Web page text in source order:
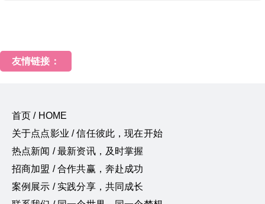
友情链接：
首页 / HOME
关于点点影业 / 信任彼此，现在开始
热点新闻 / 最新资讯，及时掌握
招商加盟 / 合作共赢，奔赴成功
案例展示 / 实践分享，共同成长